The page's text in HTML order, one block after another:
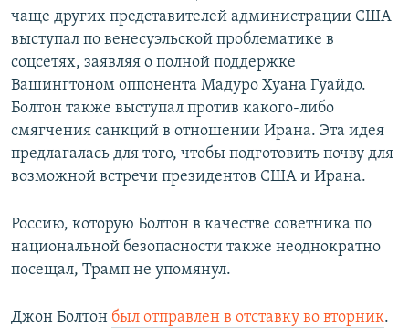
чаще других представителей администрации США
выступал по венесуэльской проблематике в
соцсетях, заявляя о полной поддержке
Вашингтоном оппонента Мадуро Хуана Гуайдо.
Болтон также выступал против какого-либо
смягчения санкций в отношении Ирана. Эта идея
предлагалась для того, чтобы подготовить почву для
возможной встречи президентов США и Ирана.
Россию, которую Болтон в качестве советника по
национальной безопасности также неоднократно
посещал, Трамп не упомянул.
Джон Болтон был отправлен в отставку во вторник.